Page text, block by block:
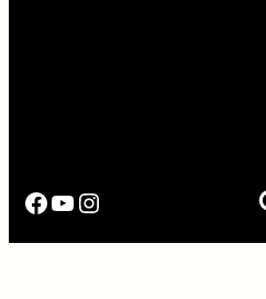
Facebook
YouTube
Instagram